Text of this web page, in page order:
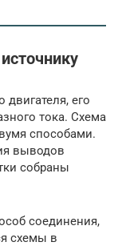
его
тока. Схема
способами.
выводов
собраны
соединения,
схемы в